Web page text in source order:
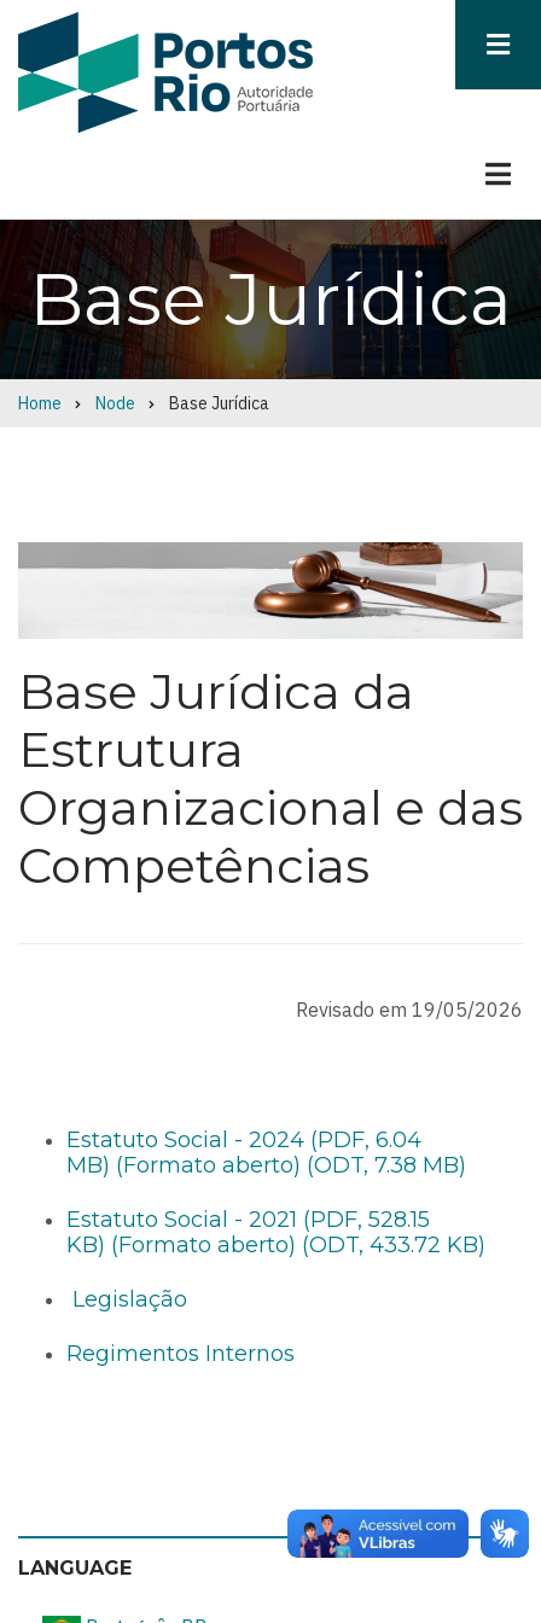
Base Jurídica
Breadcrumb
Home Node Base Jurídica
Base Jurídica da
Estrutura
Organizacional e das
Competências
Revisado em 19/05/2026
Estatuto Social - 2024 (PDF, 6.04
MB) (Formato aberto) (ODT, 7.38 MB)
Estatuto Social - 2021 (PDF, 528.15
KB) (Formato aberto) (ODT, 433.72 KB)
Legislação
Regimentos Internos
LANGUAGE